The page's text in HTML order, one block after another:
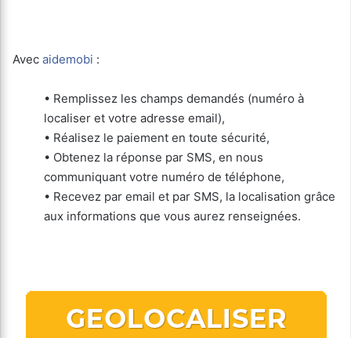
Avec aidemobi :
• Remplissez les champs demandés (numéro à
localiser et votre adresse email),
• Réalisez le paiement en toute sécurité,
• Obtenez la réponse par SMS, en nous
communiquant votre numéro de téléphone,
• Recevez par email et par SMS, la localisation grâce
aux informations que vous aurez renseignées.